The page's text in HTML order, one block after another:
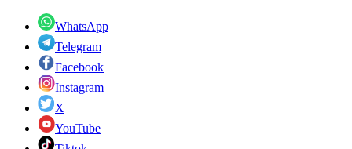
WhatsApp
Telegram
Facebook
Instagram
X
YouTube